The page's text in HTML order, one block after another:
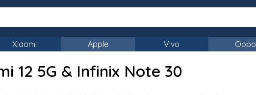
Xiaomi Apple Vivo Oppo
12 5G & Infinix Note 30